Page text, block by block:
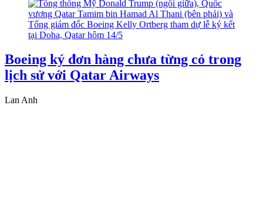
Boeing ký đơn hàng chưa từng có trong
lịch sử với Qatar Airways
Lan Anh